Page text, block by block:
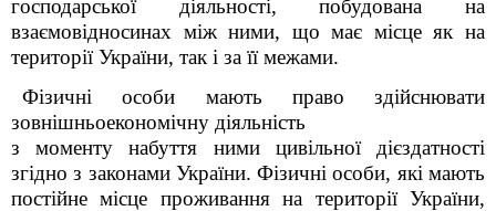
господарської діяльності, побудована на
взаємовідносинах між ними, що має місце як на
території України, так і за її межами.
Фізичні особи мають право здійснювати
зовнішньоекономічну діяльність
з моменту набуття ними цивільної дієздатності
згідно з законами України.Фізичні особи, які мають
постійне місце проживання на території України,